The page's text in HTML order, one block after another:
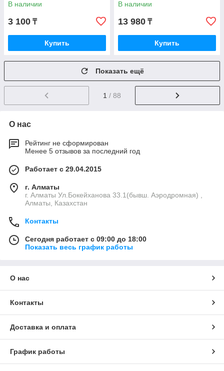
В наличии
3 100 ₸
Купить
В наличии
13 980 ₸
Купить
Показать ещё
1 / 88
О нас
Рейтинг не сформирован
Менее 5 отзывов за последний год
Работает с 29.04.2015
г. Алматы
г. Алматы Ул.Бокейханова 33.1(бывш. Аэродромная) ,
Алматы, Казахстан
Контакты
Сегодня работает с 09:00 до 18:00
Показать весь график работы
О нас
Контакты
Доставка и оплата
График работы